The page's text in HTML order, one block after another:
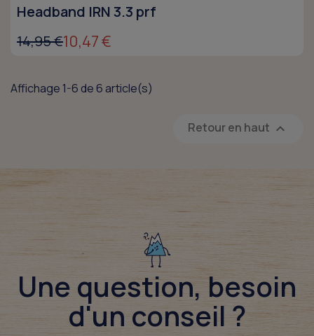
Headband IRN 3.3 prf
14,95 €10,47 €
Affichage 1-6 de 6 article(s)
Retour en haut 
Une question, besoin
d'un conseil ?​